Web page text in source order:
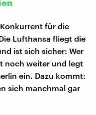
für die
Lufthansa fliegt die
ist sich sicher: Wer
noch weiter und legt
ein. Dazu kommt:
sich manchmal gar